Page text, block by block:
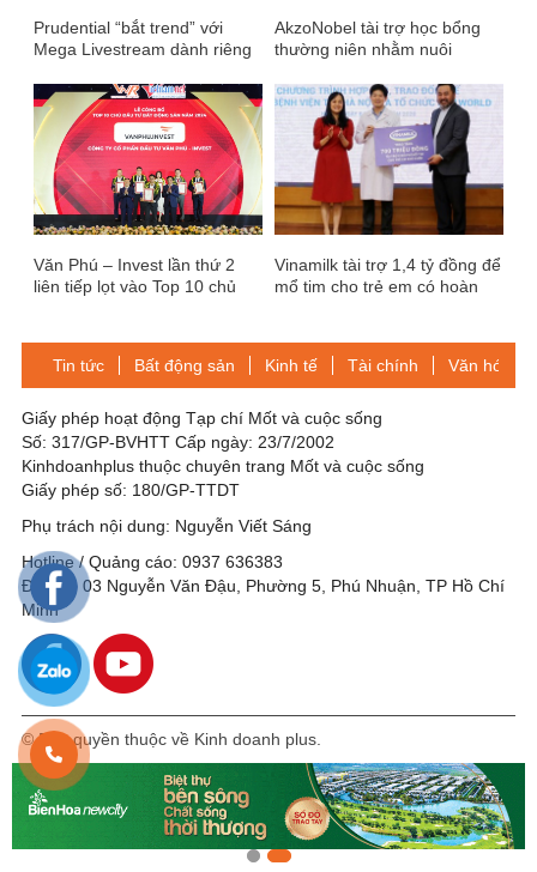
Prudential “bắt trend” với
Mega Livestream dành riêng
AkzoNobel tài trợ học bổng
thường niên nhằm nuôi
kiến trúc ở Việt Nam
Văn Phú – Invest lần thứ 2
liên tiếp lọt vào Top 10 chủ
Vinamilk tài trợ 1,4 tỷ đồng để
mổ tim cho trẻ em có hoàn
Tin tức Bất động sản Kinh tế Tài chính Văn hóa-
Giấy phép hoạt động Tạp chí Mốt và cuộc sống
Số: 317/GP-BVHTT Cấp ngày: 23/7/2002
Kinhdoanhplus thuộc chuyên trang Mốt và cuộc sống
Giấy phép số: 180/GP-TTDT
Phụ trách nội dung: Nguyễn Viết Sáng
Hotline / Quảng cáo: 0937 636383
Địa chỉ: 03 Nguyễn Văn Đậu, Phường 5, Phú Nhuận, TP Hồ Chí
Minh
© Bản quyền thuộc về Kinh doanh plus.